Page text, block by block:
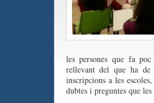
les persones que fa
rellevant del que ha de
inscripcions a les
dubtes i preguntes que